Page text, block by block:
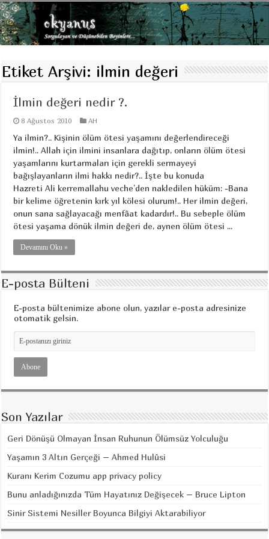
Etiket Arşivi: ilmin değeri
İlmin değeri nedir ?.
8 Ağustos 2010 AH
Ya ilmin?.. Kişinin ölüm ötesi yaşamını değerlendireceği
ilmin!.. Allah için ilmini insanlara dağıtıp, onların ölüm ötesi
yaşamlarını kurtarmaları için gerekli sermayeyi
bağışlayanların ilmi hakkı nedir?.. İşte bu konuda
Hazreti Ali kerremallahu veche’den nakledilen hüküm: -Bana
bir kelime öğretenin kırk yıl kölesi olurum!.. Her ilmin değeri,
onun sana sağlayacağı menfâat kadardır!.. Bu sebeple ölüm
ötesi yaşama dönük ilmin değeri de, aynen ölüm ötesi ...
Devamını Oku »
E-posta Bülteni
E-posta bültenimize abone olun, yazılar e-posta adresinize
otomatik gelsin.
Son Yazılar
Geri Dönüşü Olmayan İnsan Ruhunun Ölümsüz Yolculuğu
Yaşamın 3 Altın Gerçeği – Ahmed Hulûsi
Kuranı Kerim Cozumu app privacy policy
Bunu anladığınızda Tüm Hayatınız Değişecek – Bruce Lipton
Sinir Sistemi Nesiller Boyunca Bilgiyi Aktarabiliyor